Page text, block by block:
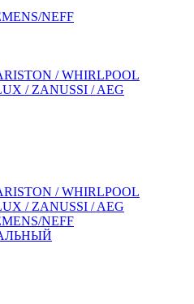
NEFF
/ WHIRLPOOL
/ ZANUSSI / AEG
/ WHIRLPOOL
/ ZANUSSI / AEG
NEFF